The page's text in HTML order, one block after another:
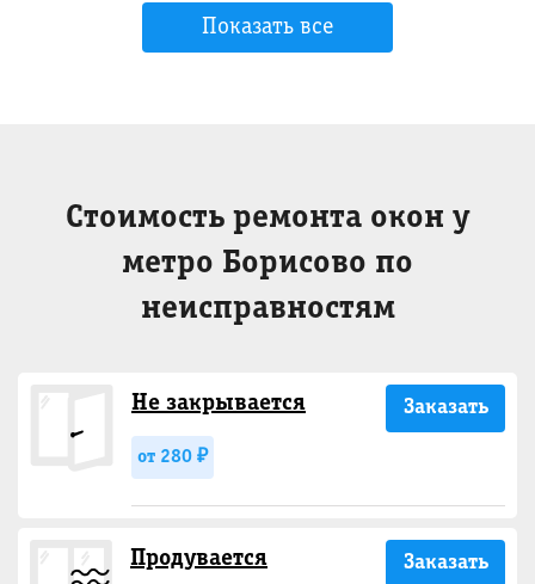
Показать все
Стоимость ремонта окон у
метро Борисово по
неисправностям
Не закрывается
от 280 ₽
Заказать
Продувается Заказать